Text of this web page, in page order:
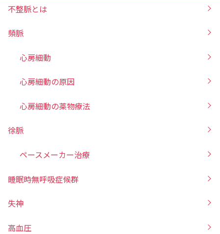
不整脈とは
頻脈
心房細動
心房細動の原因
心房細動の薬物療法
徐脈
ペースメーカー治療
睡眠時無呼吸症候群
失神
高血圧